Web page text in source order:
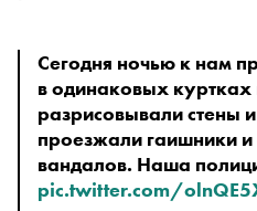
Сегодня ночью к нам
в одинаковых
разрисовывали стены
проезжали гаишники и
pic.twitter.com/